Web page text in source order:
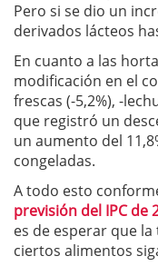
Pero si se dio un
derivados lácteos
En cuanto a las
modificación en el
frescas (-5,2%), -
que registró un
un aumento del
congeladas.
A todo esto
previsión del IPC de
es de esperar que
ciertos alimentos